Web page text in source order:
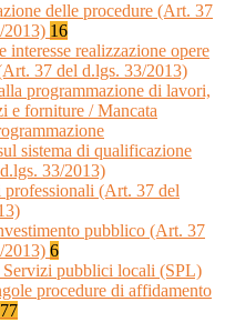
delle procedure (Art. 37
2013) 16
interesse realizzazione opere
37 del d.lgs. 33/2013)
programmazione di lavori,
e forniture / Mancata
sistema di qualificazione
33/2013)
(Art. 37 del
pubblico (Art. 37
2013) 6
pubblici locali (SPL)
procedure di affidamento
77